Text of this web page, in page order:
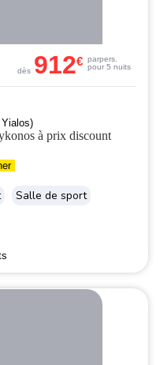
Salle de sport
dès 912€ parpers.
pour 5 nuits